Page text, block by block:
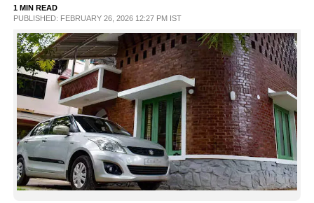
LIFESTYLE
SPIRITUAL
INFO+
ART
ASTRO
1 MIN READ
PUBLISHED: FEBRUARY 26, 2026 12:27 PM IST